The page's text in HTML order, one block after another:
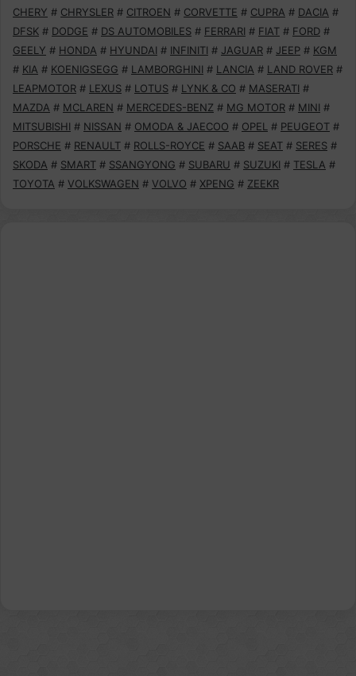
CHERY # CHRYSLER # CITROEN # CORVETTE # CUPRA # DACIA #
DFSK # DODGE # DS AUTOMOBILES # FERRARI # FIAT # FORD #
GEELY # HONDA # HYUNDAI # INFINITI # JAGUAR # JEEP # KGM
# KIA # KOENIGSEGG # LAMBORGHINI # LANCIA # LAND ROVER #
LEAPMOTOR # LEXUS # LOTUS # LYNK & CO # MASERATI #
MAZDA # MCLAREN # MERCEDES-BENZ # MG MOTOR # MINI #
MITSUBISHI # NISSAN # OMODA & JAECOO # OPEL # PEUGEOT #
PORSCHE # RENAULT # ROLLS-ROYCE # SAAB # SEAT # SERES #
SKODA # SMART # SSANGYONG # SUBARU # SUZUKI # TESLA #
TOYOTA # VOLKSWAGEN # VOLVO # XPENG # ZEEKR